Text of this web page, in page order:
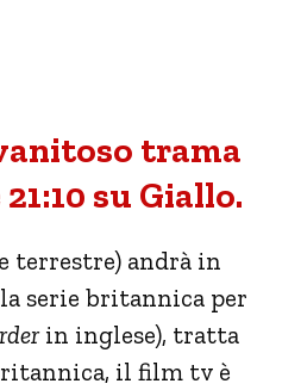
trama
su Giallo.
terrestre) andrà in
serie britannica per
in inglese), tratta
il film tv è